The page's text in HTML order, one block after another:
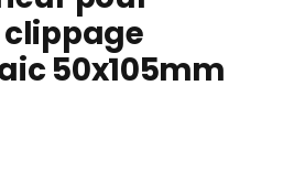
50x105mm